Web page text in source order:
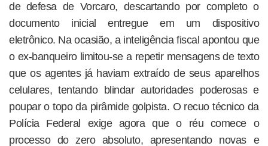
de defesa de Vorcaro, descartando por completo o
documento inicial entregue em um dispositivo
eletrônico. Na ocasião, a inteligência fiscal apontou que
o ex-banqueiro limitou-se a repetir mensagens de texto
que os agentes já haviam extraído de seus aparelhos
celulares, tentando blindar autoridades poderosas e
poupar o topo da pirâmide golpista. O recuo técnico da
Polícia Federal exige agora que o réu comece o
processo do zero absoluto, apresentando novas e